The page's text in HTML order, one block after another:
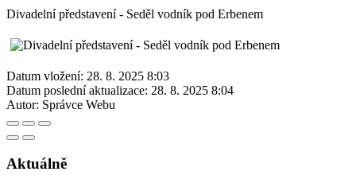
Divadelní představení - Seděl vodník pod Erbenem
Datum vložení: 28. 8. 2025 8:03
Datum poslední aktualizace: 28. 8. 2025 8:04
Autor: Správce Webu
Aktuálně